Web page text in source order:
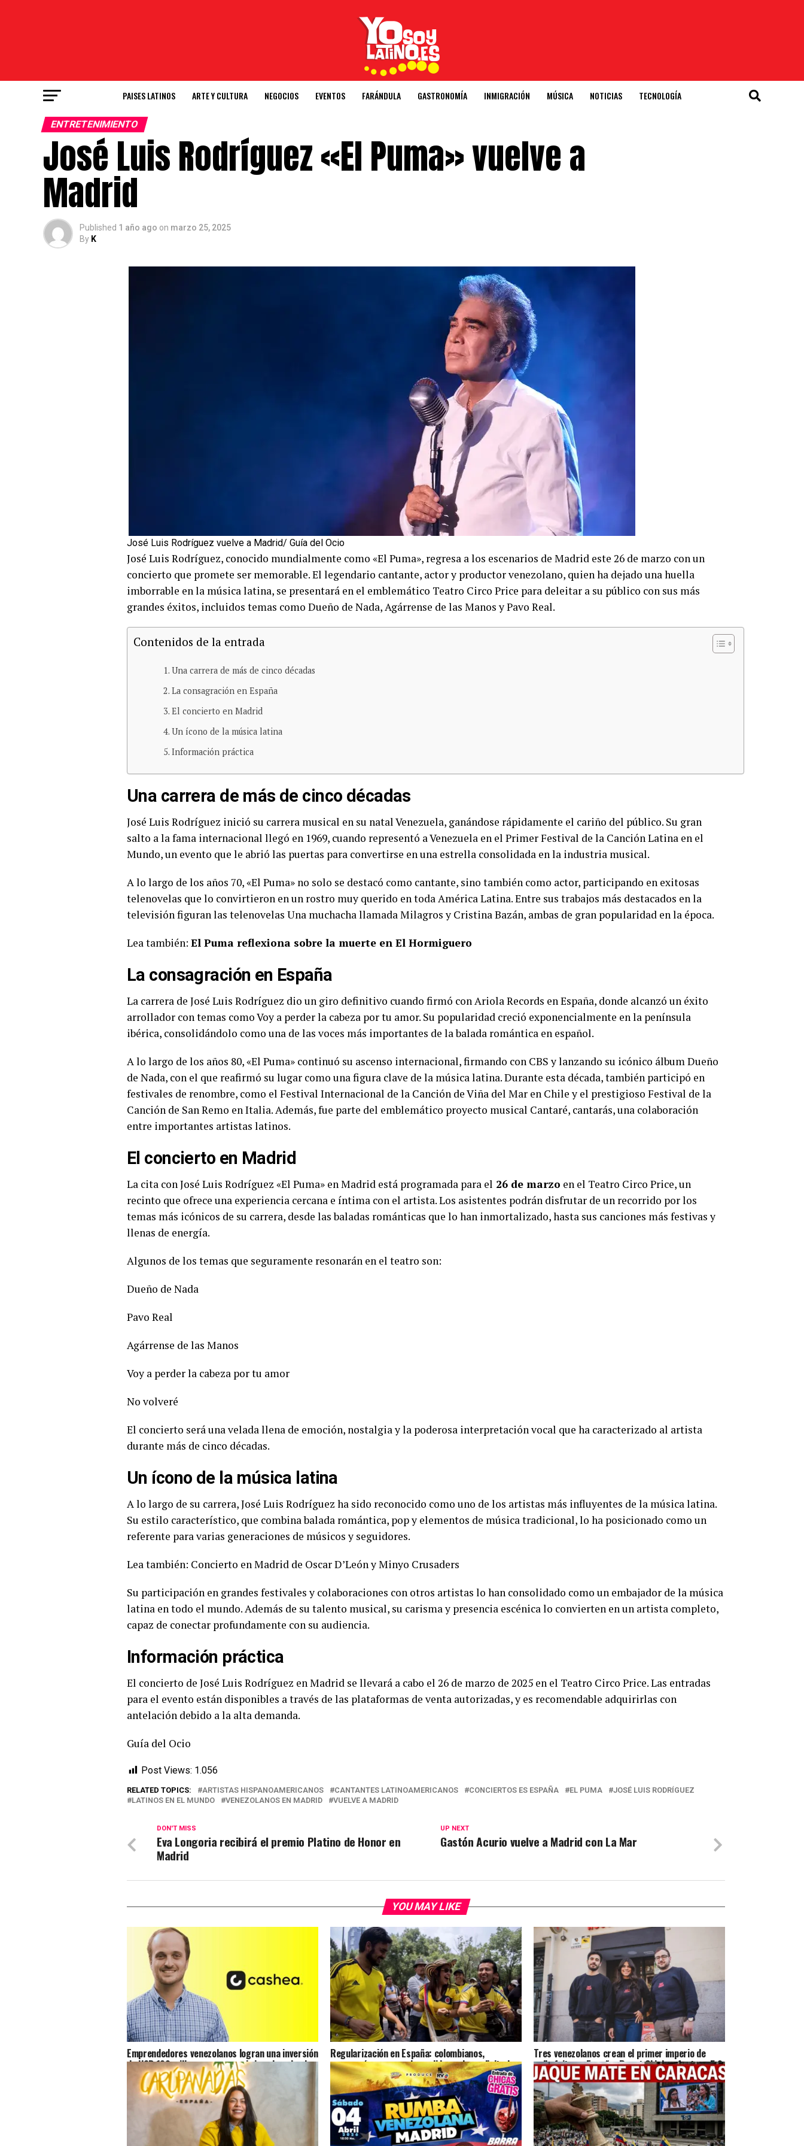
PAISES LATINOS ARTE Y CULTURA NEGOCIOS EVENTOS FARÁNDULA GASTRONOMÍA INMIGRACIÓN MÚSICA NOTICIAS TECNOLOGÍA
ENTRETENIMIENTO
José Luis Rodríguez «El Puma» vuelve a
Madrid
Published 1 año ago on marzo 25, 2025
By K
José Luis Rodríguez vuelve a Madrid/ Guía del Ocio
José Luis Rodríguez, conocido mundialmente como «El Puma», regresa a los escenarios de Madrid este 26 de marzo con un
concierto que promete ser memorable. El legendario cantante, actor y productor venezolano, quien ha dejado una huella
imborrable en la música latina, se presentará en el emblemático Teatro Circo Price para deleitar a su público con sus más
grandes éxitos, incluidos temas como Dueño de Nada, Agárrense de las Manos y Pavo Real.
Contenidos de la entrada
Una carrera de más de cinco décadas
La consagración en España
El concierto en Madrid
Un ícono de la música latina
Información práctica
Una carrera de más de cinco décadas
José Luis Rodríguez inició su carrera musical en su natal Venezuela, ganándose rápidamente el cariño del público. Su gran
salto a la fama internacional llegó en 1969, cuando representó a Venezuela en el Primer Festival de la Canción Latina en el
Mundo, un evento que le abrió las puertas para convertirse en una estrella consolidada en la industria musical.
A lo largo de los años 70, «El Puma» no solo se destacó como cantante, sino también como actor, participando en exitosas
telenovelas que lo convirtieron en un rostro muy querido en toda América Latina. Entre sus trabajos más destacados en la
televisión figuran las telenovelas Una muchacha llamada Milagros y Cristina Bazán, ambas de gran popularidad en la época.
Lea también: El Puma reflexiona sobre la muerte en El Hormiguero
La consagración en España
La carrera de José Luis Rodríguez dio un giro definitivo cuando firmó con Ariola Records en España, donde alcanzó un éxito
arrollador con temas como Voy a perder la cabeza por tu amor. Su popularidad creció exponencialmente en la península
ibérica, consolidándolo como una de las voces más importantes de la balada romántica en español.
A lo largo de los años 80, «El Puma» continuó su ascenso internacional, firmando con CBS y lanzando su icónico álbum Dueño
de Nada, con el que reafirmó su lugar como una figura clave de la música latina. Durante esta década, también participó en
festivales de renombre, como el Festival Internacional de la Canción de Viña del Mar en Chile y el prestigioso Festival de la
Canción de San Remo en Italia. Además, fue parte del emblemático proyecto musical Cantaré, cantarás, una colaboración
entre importantes artistas latinos.
El concierto en Madrid
La cita con José Luis Rodríguez «El Puma» en Madrid está programada para el 26 de marzo en el Teatro Circo Price, un
recinto que ofrece una experiencia cercana e íntima con el artista. Los asistentes podrán disfrutar de un recorrido por los
temas más icónicos de su carrera, desde las baladas románticas que lo han inmortalizado, hasta sus canciones más festivas y
llenas de energía.
Algunos de los temas que seguramente resonarán en el teatro son:
Dueño de Nada
Pavo Real
Agárrense de las Manos
Voy a perder la cabeza por tu amor
No volveré
El concierto será una velada llena de emoción, nostalgia y la poderosa interpretación vocal que ha caracterizado al artista
durante más de cinco décadas.
Un ícono de la música latina
A lo largo de su carrera, José Luis Rodríguez ha sido reconocido como uno de los artistas más influyentes de la música latina.
Su estilo característico, que combina balada romántica, pop y elementos de música tradicional, lo ha posicionado como un
referente para varias generaciones de músicos y seguidores.
Lea también: Concierto en Madrid de Oscar D’León y Minyo Crusaders
Su participación en grandes festivales y colaboraciones con otros artistas lo han consolidado como un embajador de la música
latina en todo el mundo. Además de su talento musical, su carisma y presencia escénica lo convierten en un artista completo,
capaz de conectar profundamente con su audiencia.
Información práctica
El concierto de José Luis Rodríguez en Madrid se llevará a cabo el 26 de marzo de 2025 en el Teatro Circo Price. Las entradas
para el evento están disponibles a través de las plataformas de venta autorizadas, y es recomendable adquirirlas con
antelación debido a la alta demanda.
Guía del Ocio
Post Views: 1.056
RELATED TOPICS: ARTISTAS HISPANOAMERICANOS CANTANTES LATINOAMERICANOS CONCIERTOS ES ESPAÑA EL PUMA
JOSÉ LUIS RODRÍGUEZ
LATINOS EN EL MUNDO
VENEZOLANOS EN MADRID VUELVE A MADRID
UP NEXT
Gastón Acurio vuelve a Madrid con La Mar
DON'T MISS
Eva Longoria recibirá el premio Platino de Honor en
Madrid
YOU MAY LIKE
Emprendedores venezolanos logran una inversión
de USD 100 millones para seguir impulsando el
acceso al crédito en Venezuela
Regularización en España: colombianos,
marroquíes y venezolanos lideran las solicitudes
presentadas
Tres venezolanos crean el primer imperio de
pollo frito en España: Roost Chicken factura 5,3
millones en Madrid